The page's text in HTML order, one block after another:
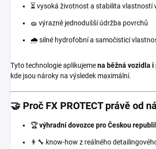
⏳ vysoká životnost a stabilita vlastností
🧽 výrazně jednodušší údržba povrchů
🌧️ silné hydrofobní a samočisticí
Tyto technologie aplikujemena běžná vozidla
kde jsou nároky na výsledek maximální.
🤝 Proč FX PROTECT právě od
🏆výhradní dovozce pro Českou
👨‍🔧 know-how z reálného